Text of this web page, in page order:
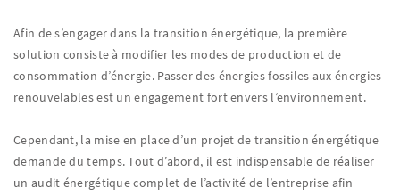
Afin de s’engager dans la transition énergétique, la première
solution consiste à modifier les modes de production et de
consommation d’énergie. Passer des énergies fossiles aux énergies
renouvelables est un engagement fort envers l’environnement.
Cependant, la mise en place d’un projet de transition énergétique
demande du temps. Tout d’abord, il est indispensable de réaliser
un audit énergétique complet de l’activité de l’entreprise afin